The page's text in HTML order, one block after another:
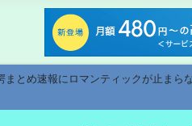
とめ速報にロマンティックが止ま